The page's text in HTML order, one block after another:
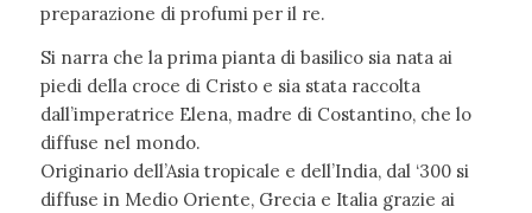
preparazione di profumi per il re.
Si narra che la prima pianta di basilico sia nata ai
piedi della croce di Cristo e sia stata raccolta
dall’imperatrice Elena, madre di Costantino, che lo
diffuse nel mondo.
Originario dell’Asia tropicale e dell’India, dal ‘300 si
diffuse in Medio Oriente, Grecia e Italia grazie ai